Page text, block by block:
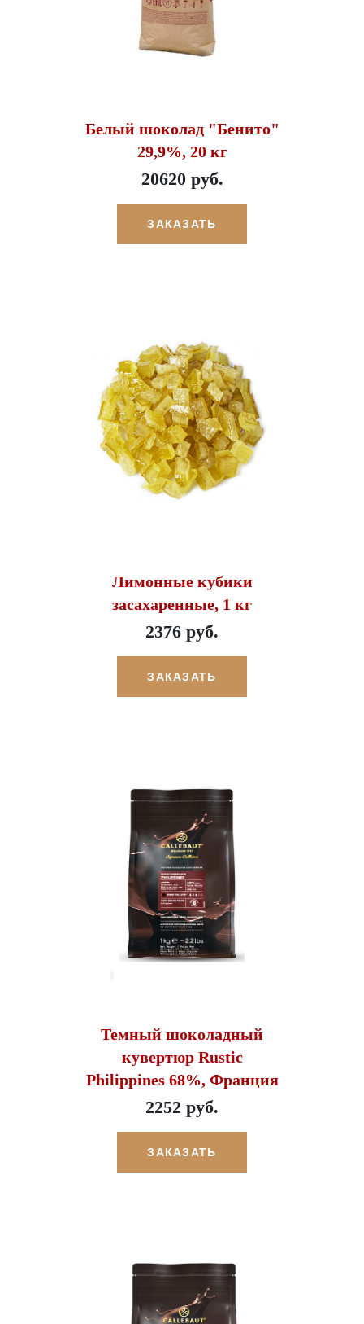
Белый шоколад "Бенито"
29,9%, 20 кг
20620 руб.
ЗАКАЗАТЬ
Лимонные кубики
засахаренные, 1 кг
2376 руб.
ЗАКАЗАТЬ
Темный шоколадный
кувертюр Rustic
Philippines 68%, Франция
2252 руб.
ЗАКАЗАТЬ